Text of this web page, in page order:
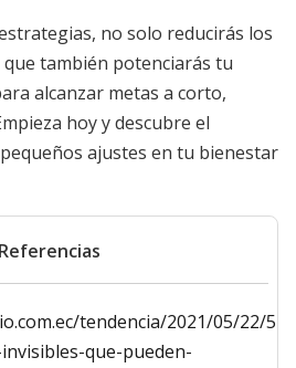
no solo reducirás los
también potenciarás tu
alcanzar metas a corto,
hoy y descubre el
ajustes en tu bienestar
Referencias
tendencia/2021/05/22/5-
que-pueden-